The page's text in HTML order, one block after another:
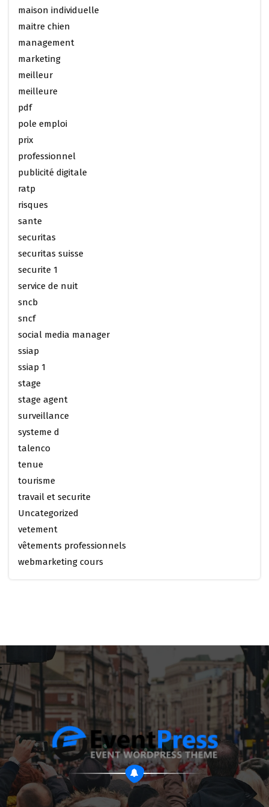
maison individuelle
maitre chien
management
marketing
meilleur
meilleure
pdf
pole emploi
prix
professionnel
publicité digitale
ratp
risques
sante
securitas
securitas suisse
securite 1
service de nuit
sncb
sncf
social media manager
ssiap
ssiap 1
stage
stage agent
surveillance
systeme d
talenco
tenue
tourisme
travail et securite
Uncategorized
vetement
vêtements professionnels
webmarketing cours